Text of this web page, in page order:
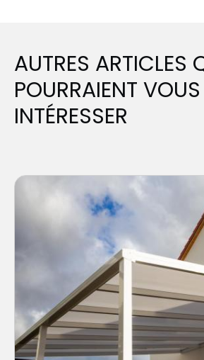
AUTRES ARTICLES
POURRAIENT VOUS
INTÉRESSER